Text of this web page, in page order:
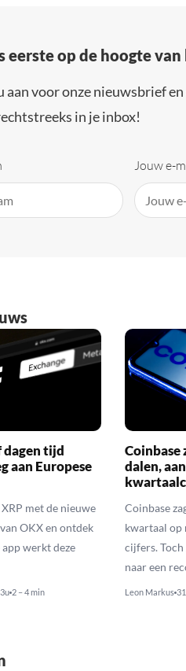
eerste op de hoogte
aan voor onze nieuwsbrief
in je inbox!
Jouw e-
dagen tijd
aan Europese
met de nieuwe
OKX en ontdek
werkt deze
2 – 4 min
dalen,
Coinbase
kwartaal op
cijfers.
naar een
Leon Markus